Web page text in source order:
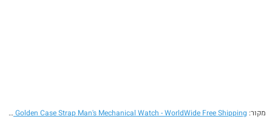
מקור: - Week Date 24 Hours Display Multiple Dials Golden Case Strap Man's Mechanical Watch - WorldWide Free Shipping